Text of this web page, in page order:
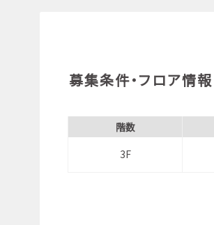
募集条件・フロア情報
階数
3F